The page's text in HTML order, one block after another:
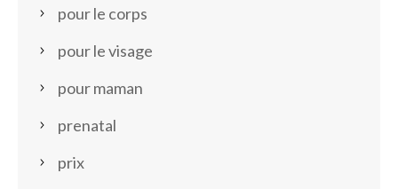
pour le corps
pour le visage
pour maman
prenatal
prix